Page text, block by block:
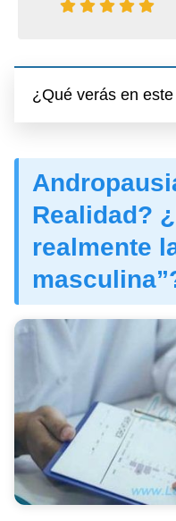
¿Qué verás en
Realidad?
realmente